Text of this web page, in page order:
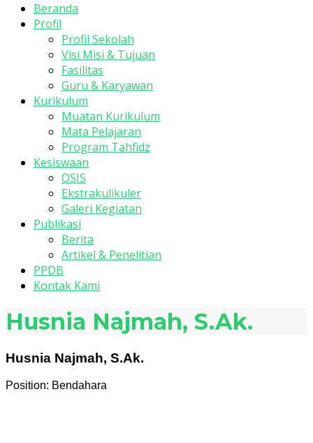
Beranda
Profil
Profil Sekolah
Visi Misi & Tujuan
Fasilitas
Guru & Karyawan
Kurikulum
Muatan Kurikulum
Mata Pelajaran
Program Tahfidz
Kesiswaan
OSIS
Ekstrakulikuler
Galeri Kegiatan
Publikasi
Berita
Artikel & Penelitian
PPDB
Kontak Kami
Husnia Najmah, S.Ak.
Husnia Najmah, S.Ak.
Position: Bendahara